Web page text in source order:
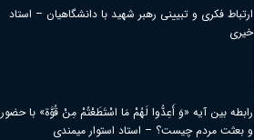
ارتباط فکری و تبیینی رهبر شهید با دانشگاهیان – استاد
خیری
رابطه بین آیه «وَ أَعِدُّوا لَهُمْ مَا اسْتَطَعْتُمْ مِنْ قُوَّة» با حضور
و بعثت مردم چیست؟ – استاد استوار میمندی